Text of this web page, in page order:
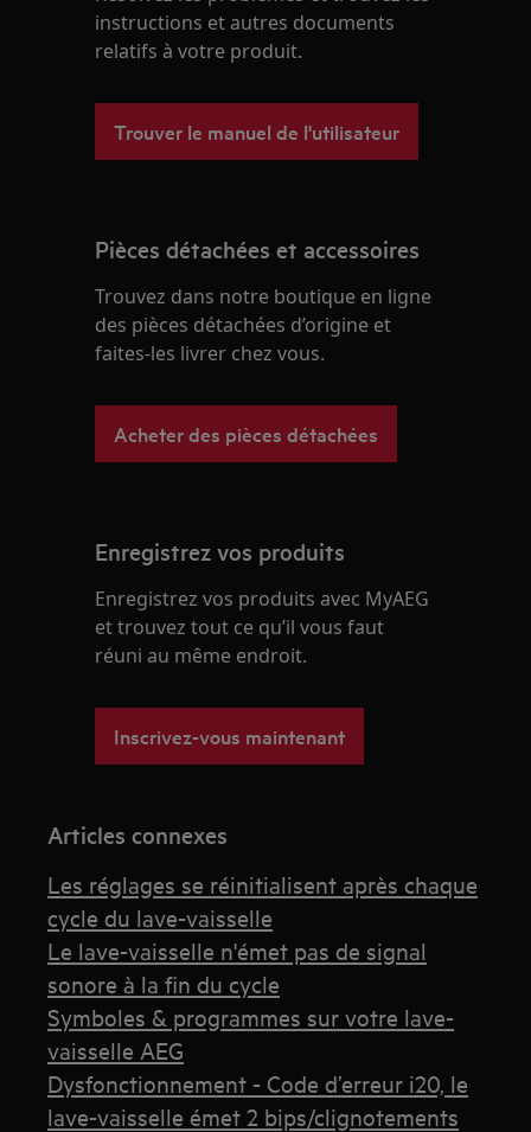
instructions et autres documents
relatifs à votre produit.
Trouver le manuel de l'utilisateur
Pièces détachées et accessoires
Trouvez dans notre boutique en ligne
des pièces détachées d’origine et
faites-les livrer chez vous.
Acheter des pièces détachées
Enregistrez vos produits
Enregistrez vos produits avec MyAEG
et trouvez tout ce qu’il vous faut
réuni au même endroit.
Inscrivez-vous maintenant
Articles connexes
Les réglages se réinitialisent après chaque
cycle du lave-vaisselle
Le lave-vaisselle n'émet pas de signal
sonore à la fin du cycle
Symboles & programmes sur votre lave-
vaisselle AEG
Dysfonctionnement - Code d’erreur i20, le
lave-vaisselle émet 2 bips/clignotements